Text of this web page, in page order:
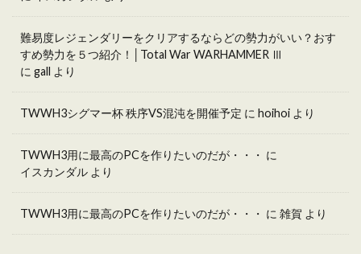
難易度レジェンダリーをクリアするならどの勢力がいい？おす
すめ勢力を５つ紹介！│Total War WARHAMMER Ⅲ
に gall より
TWWH3シグマー杯 秩序VS混沌を開催予定 に hoihoi より
TWWH3用に最高のPCを作りたいのだが・・・ に
イスカンダル より
TWWH3用に最高のPCを作りたいのだが・・・ に 雑賀 より